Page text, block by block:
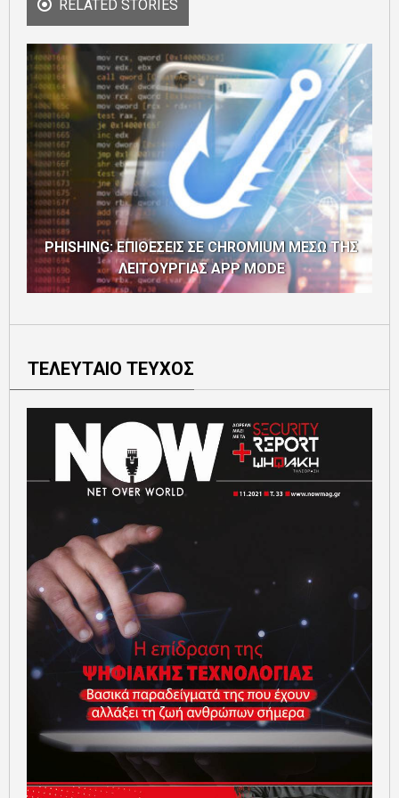
RELATED STORIES
PHISHING: ΕΠΙΘΕΣΕΙΣ ΣΕ CHROMIUM ΜΕΣΩ ΤΗΣ
ΛΕΙΤΟΥΡΓΙΑΣ APP MODE
ΤΕΛΕΥΤΑΙΟ ΤΕΥΧΟΣ